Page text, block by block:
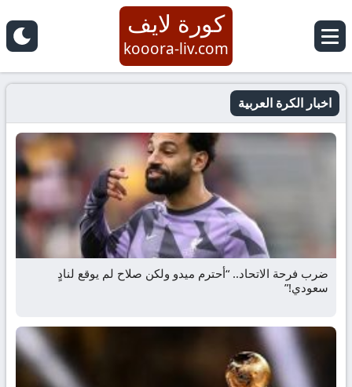
كورة لايف
kooora-liv.com
اخبار الكرة العربية
ضرب فرحة الاتحاد.. “أحترم ميدو ولكن صلاح لم يوقع لنادٍ
سعودي!”